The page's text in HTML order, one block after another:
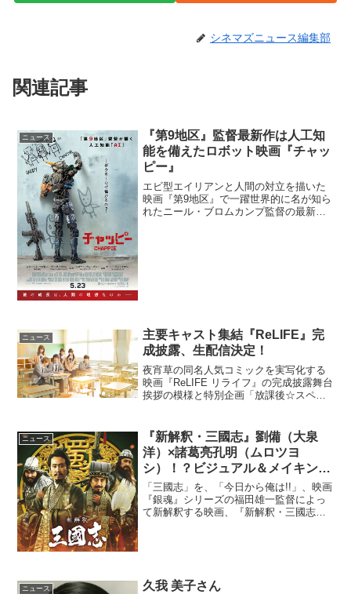
シネマズニュース編集部
関連記事
ニュース
『第9地区』監督最新作は人工知
能を備えたロボット映画『チャッ
ピー』
エビ型エイリアンと人間の対立を描いた
映画『第9地区』で一躍世界的に名が知ら
れたニール・ブロムカンプ監督の最新作
ニュース
主要キャスト集結『ReLIFE』完
成披露、生配信決定！
夜宵草の同名人気コミックを実写化する
映画『ReLIFE リライフ』の完成披露舞台
挨拶の模様と特別企画「放課後☆スペシ
『ReLIFE リライフ』完成披露舞台挨拶＆
特別企...
ニュース
『新解釈・三國志』劉備（大泉
洋）×諸葛亮孔明（ムロツヨ
シ）！？ビジュアル＆メイキング
解禁！
「三國志」を、「今日から俺は!!」、映画
『銀魂』シリーズの福田雄一監督によっ
て新解釈する映画、『新解釈・三國志』
ニュース 久我 美子さん